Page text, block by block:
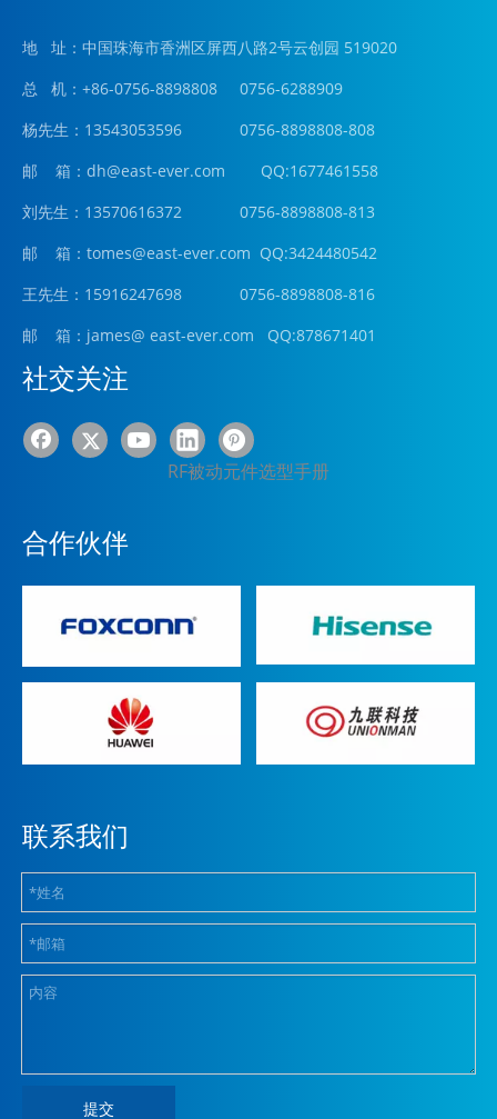
地 址：中国珠海市香洲区屏西八路2号云创园 519020
总 机：+86-0756-8898808 0756-6288909
杨先生：13543053596 0756-8898808-808
邮 箱： dh@east-ever.com QQ:1677461558
刘先生：13570616372 0756-8898808-813
邮 箱：tomes@east-ever.com QQ:3424480542
王先生：15916247698 0756-8898808-816
邮 箱：james@ east-ever.com QQ:878671401
社交关注
RF被动元件选型手册
合作伙伴
联系我们
提交